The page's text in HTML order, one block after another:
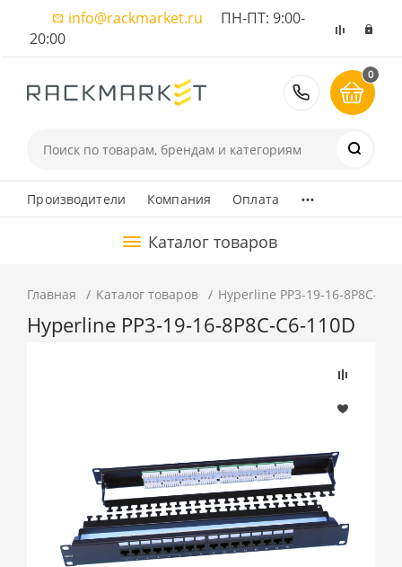
info@rackmarket.ru ПН-ПТ: 9:00-
20:00
8 (495)
0
Производители Компания Оплата ...
Каталог товаров
Главная Каталог товаров Hyperline PP3-19-16-8P8C-C6-
Hyperline PP3-19-16-8P8C-C6-110D